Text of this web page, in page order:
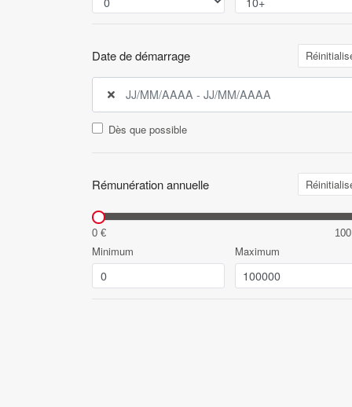
Date de démarrage
Dès que possible
Rémunération annuelle
0 €
Minimum Maximum